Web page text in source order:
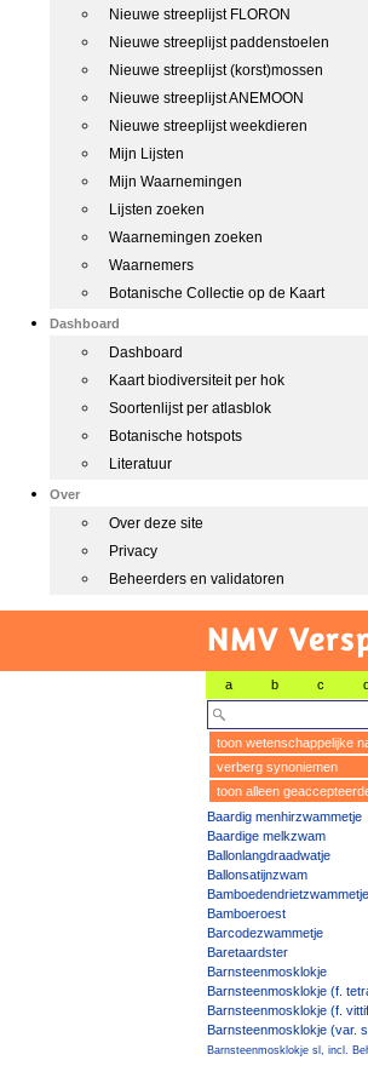
Nieuwe streeplijst FLORON
Nieuwe streeplijst paddenstoelen
Nieuwe streeplijst (korst)mossen
Nieuwe streeplijst ANEMOON
Nieuwe streeplijst weekdieren
Mijn Lijsten
Mijn Waarnemingen
Lijsten zoeken
Waarnemingen zoeken
Waarnemers
Botanische Collectie op de Kaart
Dashboard
Dashboard
Kaart biodiversiteit per hok
Soortenlijst per atlasblok
Botanische hotspots
Literatuur
Over
Over deze site
Privacy
Beheerders en validatoren
NMV
a b c
toon wetenschappelijke
verberg synoniemen
toon alleen
Baardig menhirzwammetje
Baardige melkzwam
Ballonlangdraadwatje
Ballonsatijnzwam
Bamboedendrietzwammetje
Bamboeroest
Barcodezwammetje
Baretaardster
Barnsteenmosklokje
Barnsteenmosklokje (f.
Barnsteenmosklokje (f.
Barnsteenmosklokje (var.
Barnsteenmosklokje sl, incl.